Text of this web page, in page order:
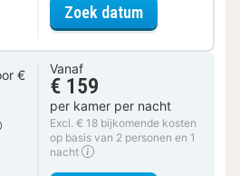
Zoek datumvoor Ontbijt
€
Vanaf
€ 159
per kamer per nacht
Excl. € 18 bijkomende kosten
op basis van 2 personen en 1
nacht